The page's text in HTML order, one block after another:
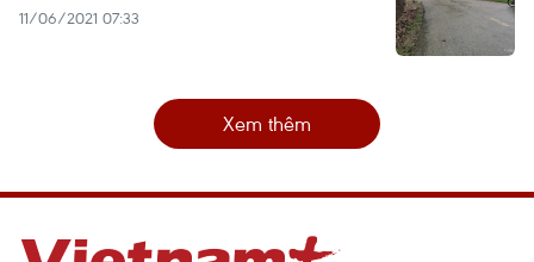
11/06/2021 07:33
Xem thêm